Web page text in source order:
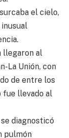
el cielo,
llegaron al
La Unión, con
de entre los
fue llevado al
diagnosticó
pulmón